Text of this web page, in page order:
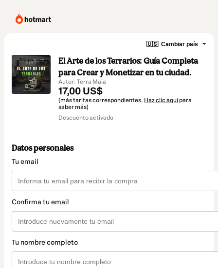
🇺🇸 Cambiar país
El Arte de los Terrarios: Guía Completa
para Crear y Monetizar en tu ciudad.
Autor: Terra Maia
17,00 US$
(más tarifas correspondientes. Haz clic aquí para
saber más)
Descuento activado
Datos personales
Tu email
Confirma tu email
Tu nombre completo